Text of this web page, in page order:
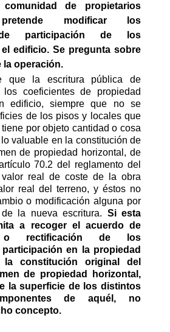
comunidad de propietarios
modificar los
de participación de los
edificio. Se pregunta sobre
la operación.
que la escritura pública de
los coeficientes de propiedad
edificio, siempre que no se
de los pisos y locales que
tiene por objeto cantidad o cosa
valuable en la constitución de
de propiedad horizontal, de
70.2 del reglamento del
real de coste de la obra
real del terreno, y éstos no
o modificación alguna por
la nueva escritura. Si esta
a recoger el acuerdo de
o rectificación de los
en la propiedad
la constitución original del
de propiedad horizontal,
la superficie de los distintos
de aquél, no
concepto.